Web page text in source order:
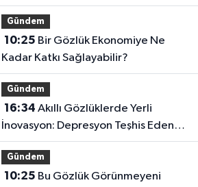
Yeterli mi?
Gündem
10:25
Kadar Katkı Sağlayabilir?
Gündem
16:34
İnovasyon: Depresyon Teşhis Eden
Gözlüğe Türkpatent Onayı
Gündem
10:25